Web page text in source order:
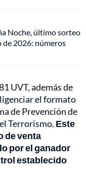
Noche, último sorteo
de 2026: números
UVT, además de
el formato
de Prevención de
Terrorismo. Este
de venta
por el ganador
establecido